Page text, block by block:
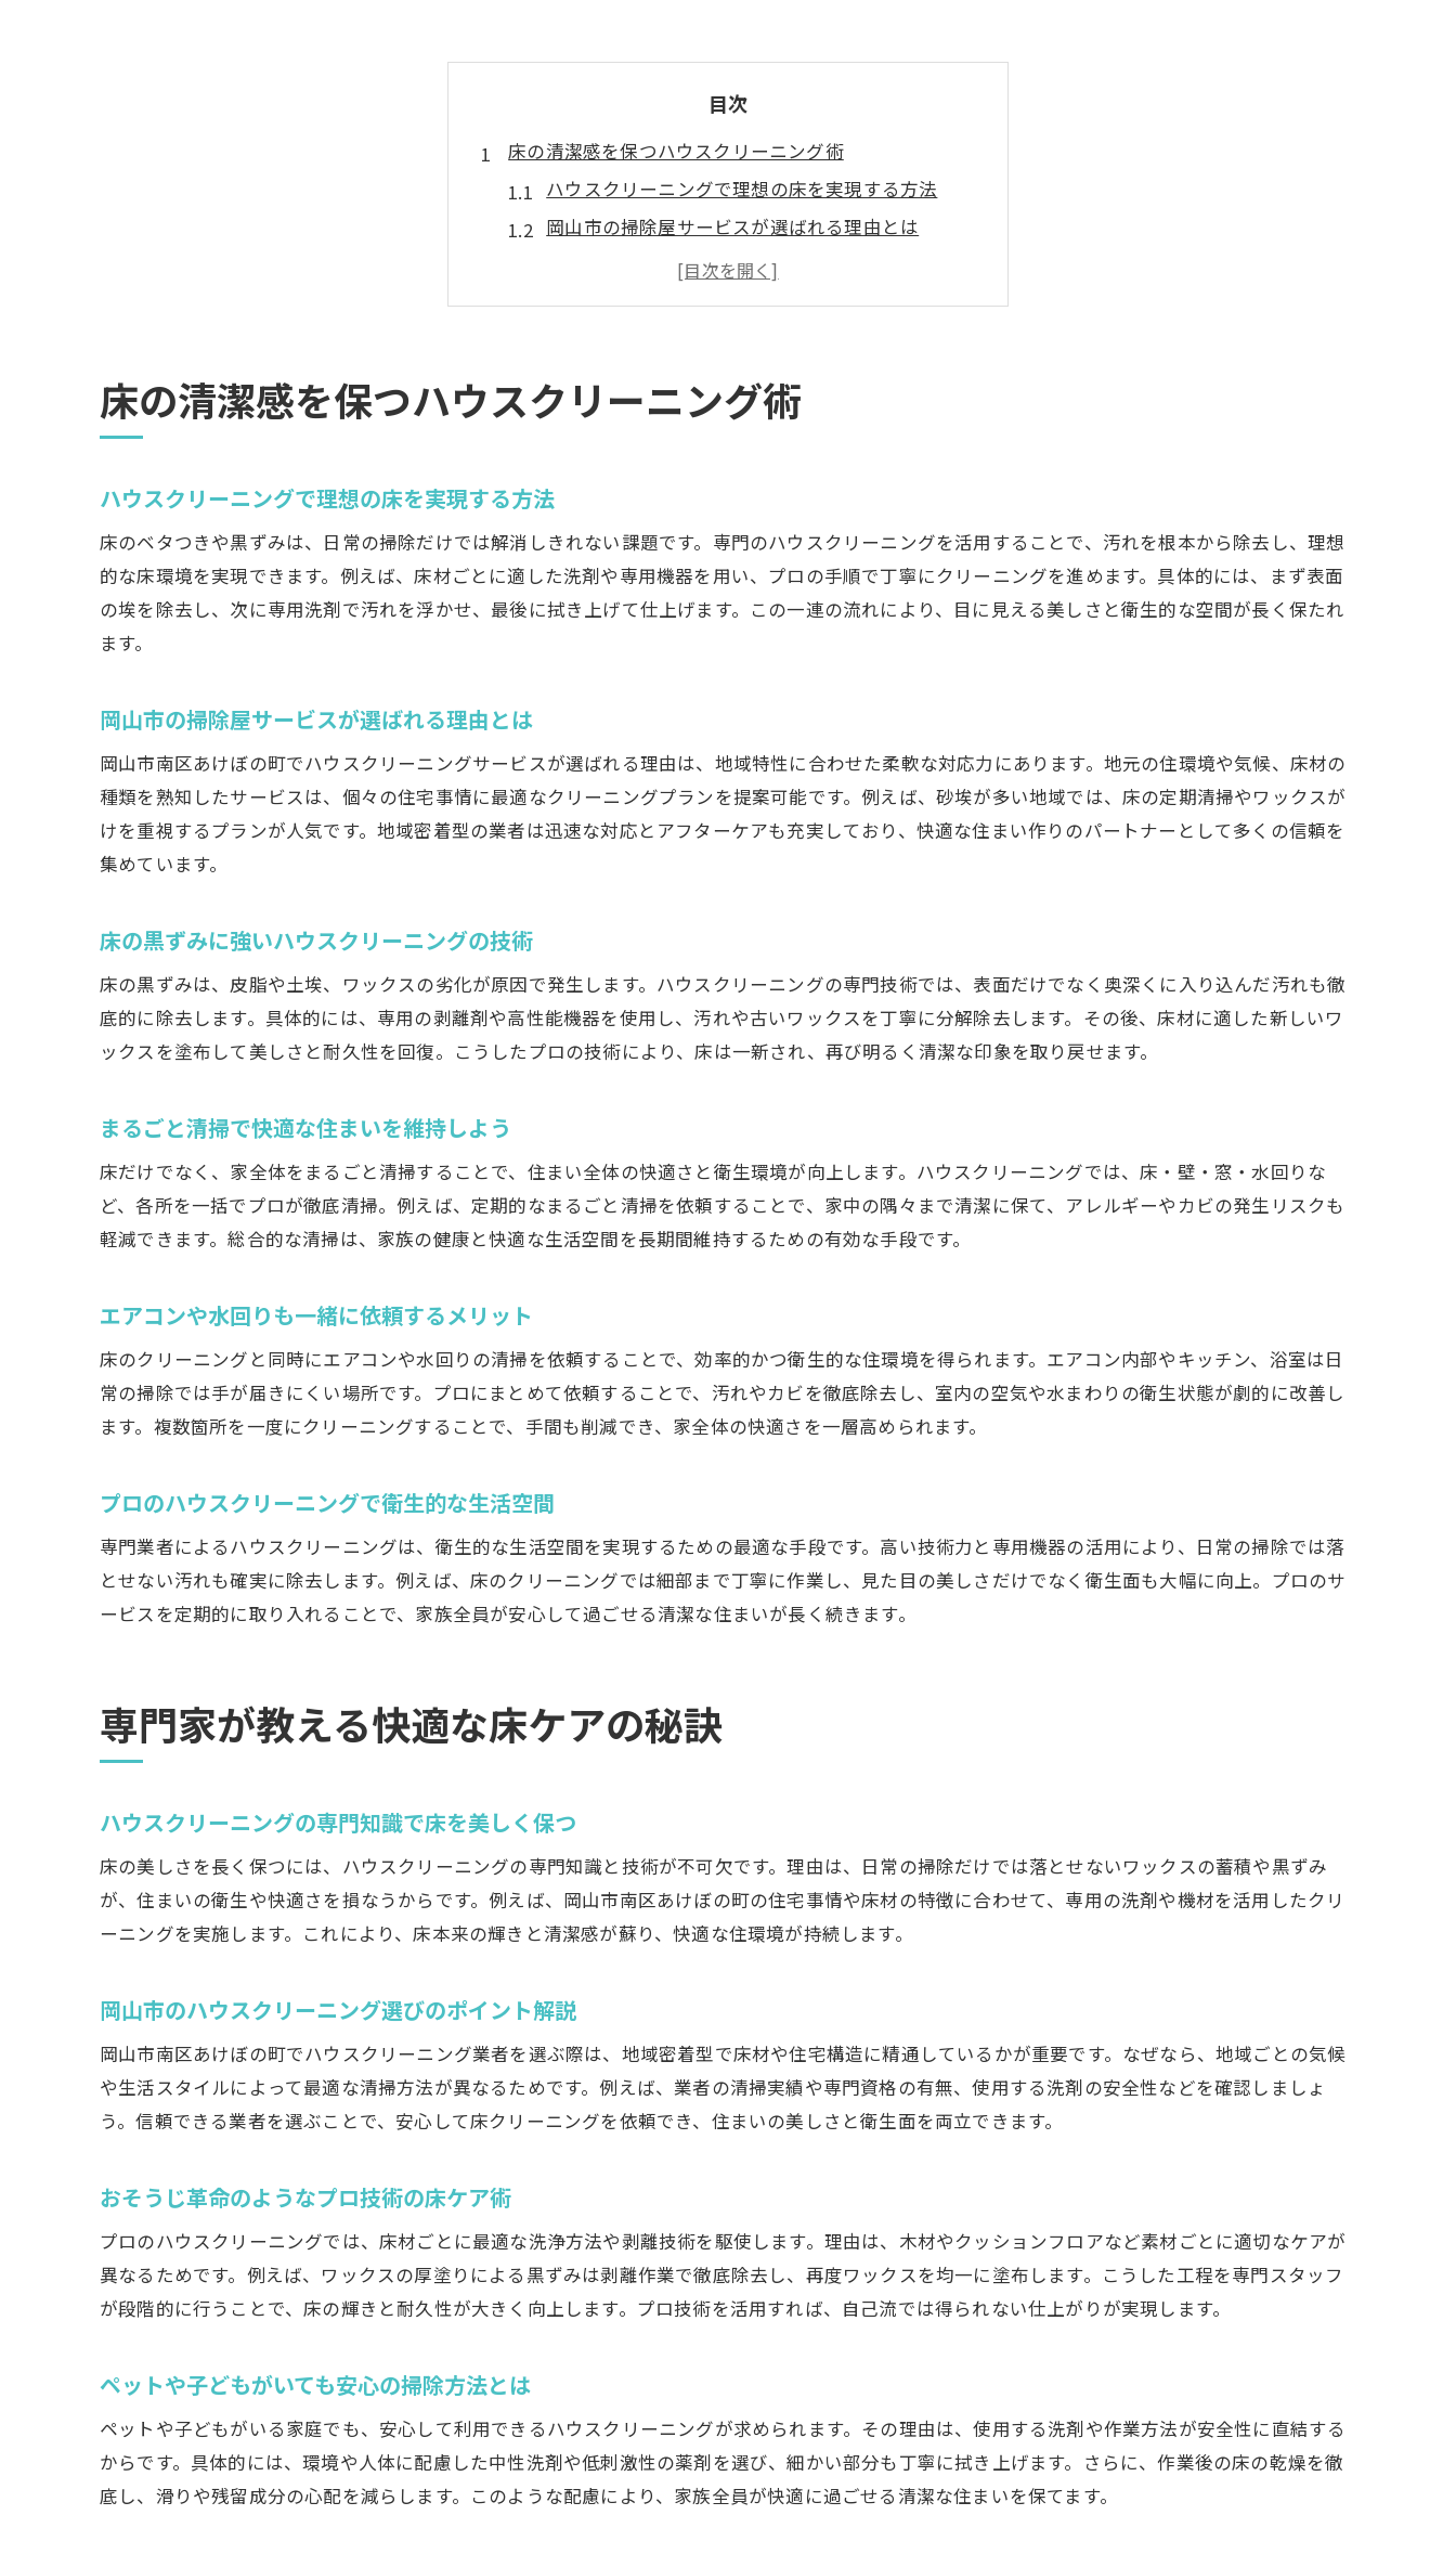
目次
床の清潔感を保つハウスクリーニング術
ハウスクリーニングで理想の床を実現する方法
岡山市の掃除屋サービスが選ばれる理由とは
床の黒ずみに強いハウスクリーニングの技術
まるごと清掃で快適な住まいを維持しよう
プロのハウスクリーニングで衛生的な生活空間
専門家が教える快適な床ケアの秘訣
岡山市のハウスクリーニング選びのポイント解説
おそうじ革命のようなプロ技術の床ケア術
ペットや子どもがいても安心の掃除方法とは
床掃除の頻度とハウスクリーニングの賢い使い分け
岡山市のハウスクリーニングで見違える住まい
頑固な汚れもプロの技術で新品同様に
業務用エアコン掃除とセットで効率アップ
岡山市南区で叶える理想の床環境とは
ハウスクリーニングで叶う快適床ライフの秘訣
岡山市で人気のまるごとクリーニングサービス
専門スタッフによる床環境改善の実例紹介
地域密着型ハウスクリーニングの安心感
床のベタつき改善に役立つ掃除の方法
ハウスクリーニングが解決する床のベタつき悩み
床クリーニングとエアコン掃除の相乗効果とは
子どもやペットにも優しい掃除方法を選ぶ
料金と仕上がりで選ぶハウスクリーニング
ハウスクリーニングで衛生的な住環境を実現
サニクリーンなどの床クリーニングの魅力
プロの目で見る床掃除の重要なポイント
家庭でできる床の衛生キープ術を伝授
口コミで選ぶ岡山市の掃除屋サービス
プロによる床クリーニングの流れ解説
岡山市で主流のクリーニング方法を徹底解説
床の種類別おすすめハウスクリーニング方法
洗濯機やエアコン掃除も一括依頼する利点
プロの技術力が生む床の仕上がりの違い
安心して任せられるハウスクリーニング活用法
安全で信頼できるハウスクリーニング選び方
岡山市のハウスクリーニング活用事例を紹介
床のベタつき解消に役立つプロの知恵
持続的な清潔空間を維持するための工夫
床の清潔感を保つハウスクリーニング術
ハウスクリーニングで理想の床を実現する方法
床のベタつきや黒ずみは、日常の掃除だけでは解消しきれない課題です。専門のハウスクリーニングを活用することで、汚れを根本から除去し、理想
的な床環境を実現できます。例えば、床材ごとに適した洗剤や専用機器を用い、プロの手順で丁寧にクリーニングを進めます。具体的には、まず表面
の埃を除去し、次に専用洗剤で汚れを浮かせ、最後に拭き上げて仕上げます。この一連の流れにより、目に見える美しさと衛生的な空間が長く保たれ
ます。
岡山市の掃除屋サービスが選ばれる理由とは
岡山市南区あけぼの町でハウスクリーニングサービスが選ばれる理由は、地域特性に合わせた柔軟な対応力にあります。地元の住環境や気候、床材の
種類を熟知したサービスは、個々の住宅事情に最適なクリーニングプランを提案可能です。例えば、砂埃が多い地域では、床の定期清掃やワックスが
けを重視するプランが人気です。地域密着型の業者は迅速な対応とアフターケアも充実しており、快適な住まい作りのパートナーとして多くの信頼を
集めています。
床の黒ずみに強いハウスクリーニングの技術
床の黒ずみは、皮脂や土埃、ワックスの劣化が原因で発生します。ハウスクリーニングの専門技術では、表面だけでなく奥深くに入り込んだ汚れも徹
底的に除去します。具体的には、専用の剥離剤や高性能機器を使用し、汚れや古いワックスを丁寧に分解除去します。その後、床材に適した新しいワ
ックスを塗布して美しさと耐久性を回復。こうしたプロの技術により、床は一新され、再び明るく清潔な印象を取り戻せます。
まるごと清掃で快適な住まいを維持しよう
床だけでなく、家全体をまるごと清掃することで、住まい全体の快適さと衛生環境が向上します。ハウスクリーニングでは、床・壁・窓・水回りな
ど、各所を一括でプロが徹底清掃。例えば、定期的なまるごと清掃を依頼することで、家中の隅々まで清潔に保て、アレルギーやカビの発生リスクも
軽減できます。総合的な清掃は、家族の健康と快適な生活空間を長期間維持するための有効な手段です。
エアコンや水回りも一緒に依頼するメリット
床のクリーニングと同時にエアコンや水回りの清掃を依頼することで、効率的かつ衛生的な住環境を得られます。エアコン内部やキッチン、浴室は日
常の掃除では手が届きにくい場所です。プロにまとめて依頼することで、汚れやカビを徹底除去し、室内の空気や水まわりの衛生状態が劇的に改善し
ます。複数箇所を一度にクリーニングすることで、手間も削減でき、家全体の快適さを一層高められます。
プロのハウスクリーニングで衛生的な生活空間
専門業者によるハウスクリーニングは、衛生的な生活空間を実現するための最適な手段です。高い技術力と専用機器の活用により、日常の掃除では落
とせない汚れも確実に除去します。例えば、床のクリーニングでは細部まで丁寧に作業し、見た目の美しさだけでなく衛生面も大幅に向上。プロのサ
ービスを定期的に取り入れることで、家族全員が安心して過ごせる清潔な住まいが長く続きます。
専門家が教える快適な床ケアの秘訣
ハウスクリーニングの専門知識で床を美しく保つ
床の美しさを長く保つには、ハウスクリーニングの専門知識と技術が不可欠です。理由は、日常の掃除だけでは落とせないワックスの蓄積や黒ずみ
が、住まいの衛生や快適さを損なうからです。例えば、岡山市南区あけぼの町の住宅事情や床材の特徴に合わせて、専用の洗剤や機材を活用したクリ
ーニングを実施します。これにより、床本来の輝きと清潔感が蘇り、快適な住環境が持続します。
岡山市のハウスクリーニング選びのポイント解説
岡山市南区あけぼの町でハウスクリーニング業者を選ぶ際は、地域密着型で床材や住宅構造に精通しているかが重要です。なぜなら、地域ごとの気候
や生活スタイルによって最適な清掃方法が異なるためです。例えば、業者の清掃実績や専門資格の有無、使用する洗剤の安全性などを確認しましょ
う。信頼できる業者を選ぶことで、安心して床クリーニングを依頼でき、住まいの美しさと衛生面を両立できます。
おそうじ革命のようなプロ技術の床ケア術
プロのハウスクリーニングでは、床材ごとに最適な洗浄方法や剥離技術を駆使します。理由は、木材やクッションフロアなど素材ごとに適切なケアが
異なるためです。例えば、ワックスの厚塗りによる黒ずみは剥離作業で徹底除去し、再度ワックスを均一に塗布します。こうした工程を専門スタッフ
が段階的に行うことで、床の輝きと耐久性が大きく向上します。プロ技術を活用すれば、自己流では得られない仕上がりが実現します。
ペットや子どもがいても安心の掃除方法とは
ペットや子どもがいる家庭でも、安心して利用できるハウスクリーニングが求められます。その理由は、使用する洗剤や作業方法が安全性に直結する
からです。具体的には、環境や人体に配慮した中性洗剤や低刺激性の薬剤を選び、細かい部分も丁寧に拭き上げます。さらに、作業後の床の乾燥を徹
底し、滑りや残留成分の心配を減らします。このような配慮により、家族全員が快適に過ごせる清潔な住まいを保てます。